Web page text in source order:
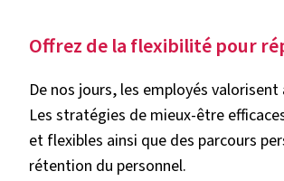
Offrez de la flexibilité pour
De nos jours, les employés
Les stratégies de mieux-être
et flexibles ainsi que des parcours
rétention du personnel.